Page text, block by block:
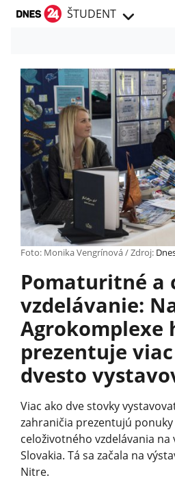
ŠTUDENT
Foto: Monika Vengrínová / Zdroj:
Pomaturitné a
vzdelávanie:
Agrokomplexe
prezentuje
dvesto
Viac ako dve stovky
zahraničia prezentujú
celoživotného vzdelávania na
Slovakia. Tá sa začala na
Nitre.